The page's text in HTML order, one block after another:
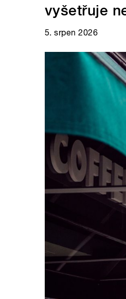
vyšetřuje
5. srpen 2026